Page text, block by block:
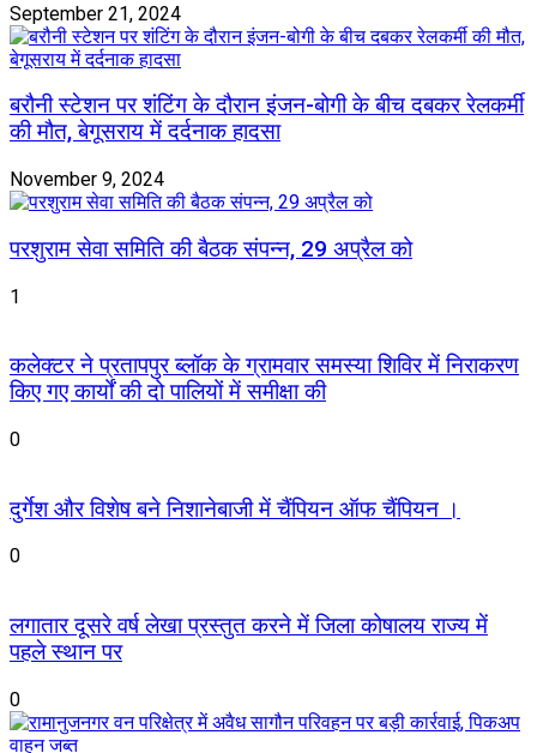
September 21, 2024
बरौनी स्टेशन पर शंटिंग के दौरान इंजन-बोगी के बीच दबकर रेलकर्मी
की मौत, बेगूसराय में दर्दनाक हादसा
November 9, 2024
परशुराम सेवा समिति की बैठक संपन्न, 29 अप्रैल को
1
कलेक्टर ने प्रतापपुर ब्लॉक के ग्रामवार समस्या शिविर में निराकरण
किए गए कार्यों की दो पालियों में समीक्षा की
0
दुर्गेश और विशेष बने निशानेबाजी में चैंपियन ऑफ चैंपियन ।
0
लगातार दूसरे वर्ष लेखा प्रस्तुत करने में जिला कोषालय राज्य में
पहले स्थान पर
0